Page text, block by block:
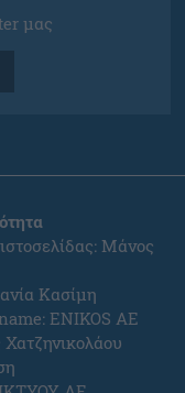
μας
Μάνος
Κασίμη
ENIKOS AE